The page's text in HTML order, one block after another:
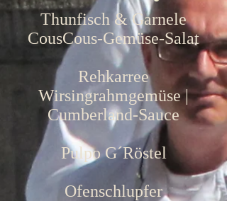
Thunfisch & Garnele
CousCous-Gemüse-Salat
Rehkarree
Wirsingrahmgemüse |
Cumberland-Sauce
Pulpo G´Röstel
Ofenschlupfer